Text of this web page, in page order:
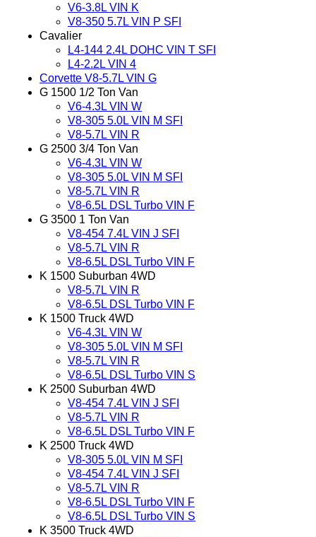
V6-3.8L VIN K
V8-350 5.7L VIN P SFI
Cavalier
L4-144 2.4L DOHC VIN T SFI
L4-2.2L VIN 4
Corvette V8-5.7L VIN G
G 1500 1/2 Ton Van
V6-4.3L VIN W
V8-305 5.0L VIN M SFI
V8-5.7L VIN R
G 2500 3/4 Ton Van
V6-4.3L VIN W
V8-305 5.0L VIN M SFI
V8-5.7L VIN R
V8-6.5L DSL Turbo VIN F
G 3500 1 Ton Van
V8-454 7.4L VIN J SFI
V8-5.7L VIN R
V8-6.5L DSL Turbo VIN F
K 1500 Suburban 4WD
V8-5.7L VIN R
V8-6.5L DSL Turbo VIN F
K 1500 Truck 4WD
V6-4.3L VIN W
V8-305 5.0L VIN M SFI
V8-5.7L VIN R
V8-6.5L DSL Turbo VIN S
K 2500 Suburban 4WD
V8-454 7.4L VIN J SFI
V8-5.7L VIN R
V8-6.5L DSL Turbo VIN F
K 2500 Truck 4WD
V8-305 5.0L VIN M SFI
V8-454 7.4L VIN J SFI
V8-5.7L VIN R
V8-6.5L DSL Turbo VIN F
V8-6.5L DSL Turbo VIN S
K 3500 Truck 4WD